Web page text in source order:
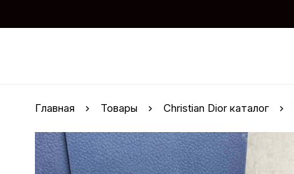
Главная Товары Christian Dior каталог